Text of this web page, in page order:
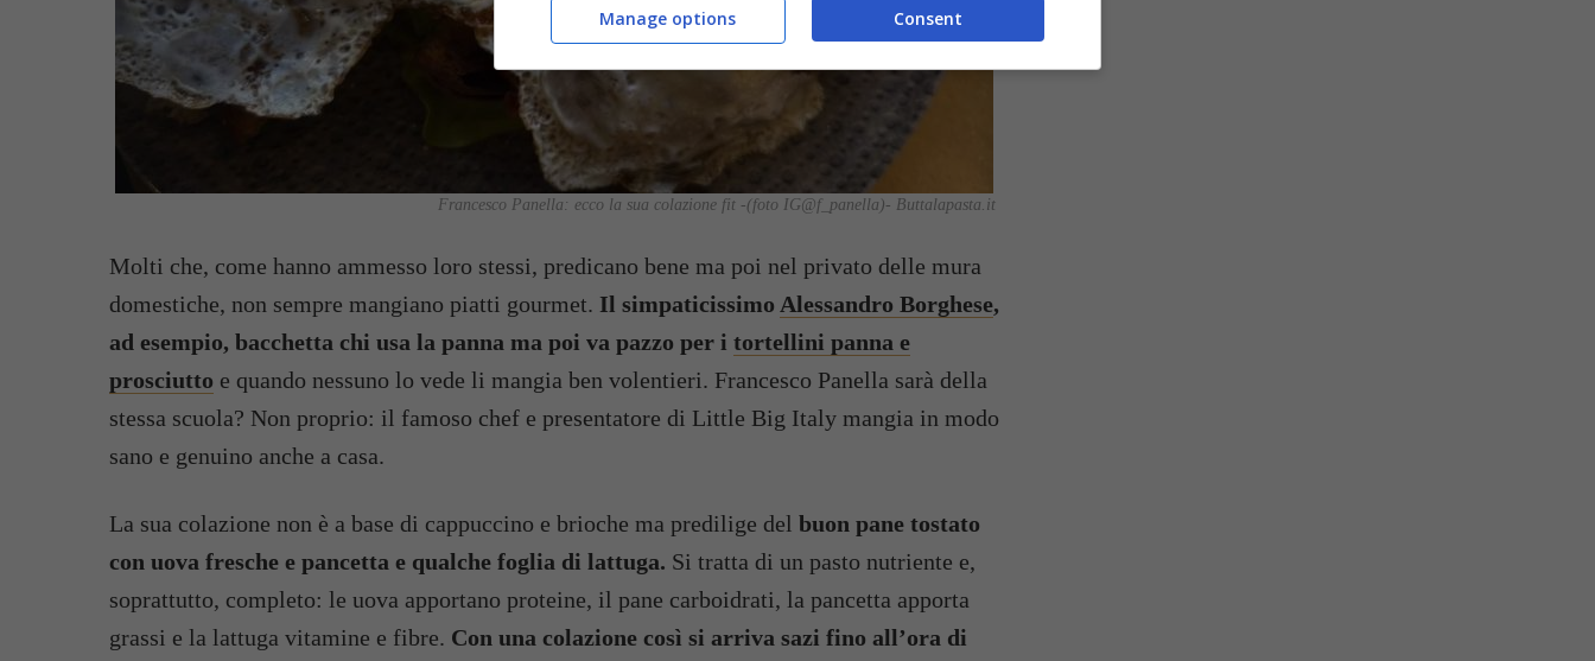
Francesco Panella: ecco la sua colazione fit -(foto IG@f_panella)- Buttalapasta.it
Molti che, come hanno ammesso loro stessi, predicano bene ma poi nel privato delle mura
domestiche, non sempre mangiano piatti gourmet. Il simpaticissimo Alessandro Borghese,
ad esempio, bacchetta chi usa la panna ma poi va pazzo per i tortellini panna e
prosciutto e quando nessuno lo vede li mangia ben volentieri. Francesco Panella sarà della
stessa scuola? Non proprio: il famoso chef e presentatore di Little Big Italy mangia in modo
sano e genuino anche a casa.
La sua colazione non è a base di cappuccino e brioche ma predilige del buon pane tostato
con uova fresche e pancetta e qualche foglia di lattuga. Si tratta di un pasto nutriente e,
soprattutto, completo: le uova apportano proteine, il pane carboidrati, la pancetta apporta
grassi e la lattuga vitamine e fibre. Con una colazione così si arriva sazi fino all’ora di
Consent
Manage options